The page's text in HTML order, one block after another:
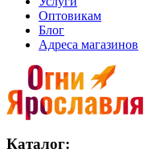
Оптовикам
Блог
Адреса магазинов
Каталог: